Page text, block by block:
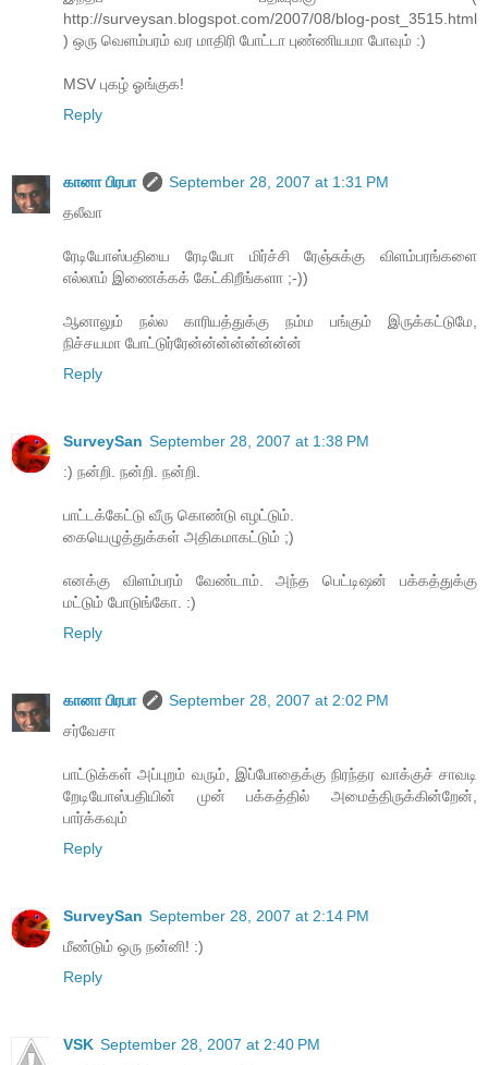
http://surveysan.blogspot.com/2007/08/blog-post_3515.html
) ஒரு வெளம்பரம் வர மாதிரி போட்டா புண்ணியமா போவும் :)
MSV புகழ் ஓங்குக!
Reply
கானா பிரபா
September 28, 2007 at 1:31 PM
தலீவா
ரேடியோஸ்பதியை ரேடியோ மிர்ச்சி ரேஞ்சுக்கு விளம்பரங்களை
எல்லாம் இணைக்கக் கேட்கிறீங்களா ;-))
ஆனாலும் நல்ல காரியத்துக்கு நம்ம பங்கும் இருக்கட்டுமே,
நிச்சயமா போட்டுர்ரேன்ன்ன்ன்ன்ன்ன்ன்
Reply
SurveySan September 28, 2007 at 1:38 PM
:) நன்றி. நன்றி. நன்றி.
பாட்டக்கேட்டு வீரு கொண்டு எழட்டும்.
கையெழுத்துக்கள் அதிகமாகட்டும் ;)
எனக்கு விளம்பரம் வேண்டாம். அந்த பெட்டிஷன் பக்கத்துக்கு
மட்டும் போடுங்கோ. :)
Reply
கானா பிரபா
September 28, 2007 at 2:02 PM
சர்வேசா
பாட்டுக்கள் அப்புறம் வரும், இப்போதைக்கு நிரந்தர வாக்குச் சாவடி
றேடியோஸ்பதியின் முன் பக்கத்தில் அமைத்திருக்கின்றேன்,
பார்க்கவும்
Reply
SurveySan September 28, 2007 at 2:14 PM
மீண்டும் ஒரு நன்னி! :)
Reply
VSK September 28, 2007 at 2:40 PM